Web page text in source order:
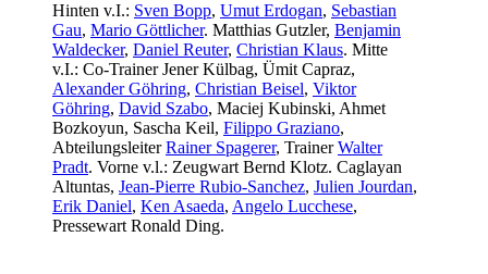
Hinten v.I.: Sven Bopp, Umut Erdogan, Sebastian
Gau, Mario Göttlicher. Matthias Gutzler, Benjamin
Waldecker, Daniel Reuter, Christian Klaus. Mitte
v.I.: Co-Trainer Jener Külbag, Ümit Capraz,
Alexander Göhring, Christian Beisel, Viktor
Göhring, David Szabo, Maciej Kubinski, Ahmet
Bozkoyun, Sascha Keil, Filippo Graziano,
AbteilungsleiterRainer Spagerer, TrainerWalter
Pradt. Vorne v.l.: Zeugwart Bernd Klotz. Caglayan
Altuntas, Jean-Pierre Rubio-Sanchez, Julien Jourdan,
Erik Daniel, Ken Asaeda, Angelo Lucchese,
Pressewart Ronald Ding.